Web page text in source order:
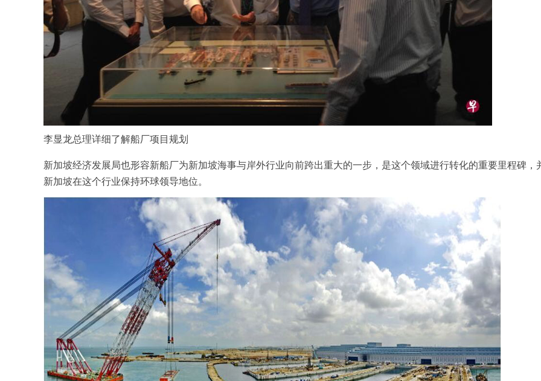
李显龙总理详细了解船厂项目规划
新加坡经济发展局也形容新船厂为新加坡海事与岸外行业向前跨出重大的一步，是这个领域进行转化的重要里程碑，
新加坡在这个行业保持环球领导地位。